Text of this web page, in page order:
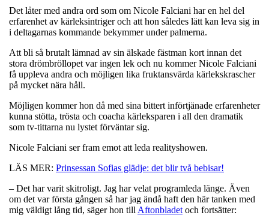
Det låter med andra ord som om Nicole Falciani har en hel del
erfarenhet av kärleksintriger och att hon således lätt kan leva sig in
i deltagarnas kommande bekymmer under palmerna.
Att bli så brutalt lämnad av sin älskade fästman kort innan det
stora drömbröllopet var ingen lek och nu kommer Nicole Falciani
få uppleva andra och möjligen lika fruktansvärda kärlekskrascher
på mycket nära håll.
Möjligen kommer hon då med sina bittert införtjänade erfarenheter
kunna stötta, trösta och coacha kärleksparen i all den dramatik
som tv-tittarna nu lystet förväntar sig.
Nicole Falciani ser fram emot att leda realityshowen.
LÄS MER: Prinsessan Sofias glädje: det blir två bebisar!
– Det har varit skitroligt. Jag har velat programleda länge. Även
om det var första gången så har jag ändå haft den här tanken med
mig väldigt lång tid, säger hon till Aftonbladet och fortsätter: